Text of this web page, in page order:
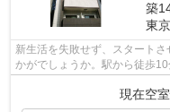
築
東
新生活を失敗せず、スタート
かがでしょうか。駅から徒歩
現在空